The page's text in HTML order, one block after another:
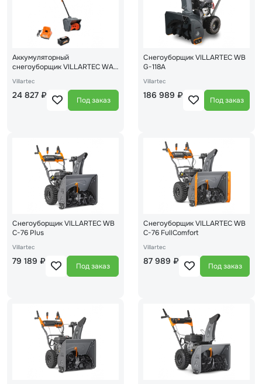
Аккумуляторный
снегоуборщик VILLARTEC WA
Villartec
24 827 ₽ Под заказ
Снегоуборщик VILLARTEC WB
G-118A
Villartec
186 989 ₽ Под заказ
Снегоуборщик VILLARTEC WB
C-76 Plus
Villartec
79 189 ₽ Под заказ
Снегоуборщик VILLARTEC WB
C-76 FullComfort
Villartec
87 989 ₽ Под заказ